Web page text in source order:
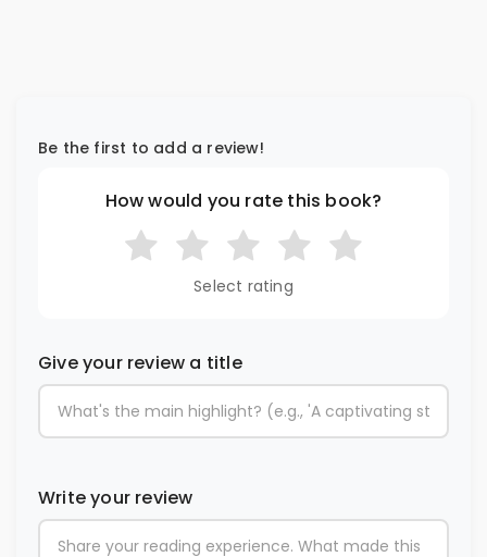
Be the first to add a review!
How would you rate this book?
Select rating
Give your review a title
Write your review